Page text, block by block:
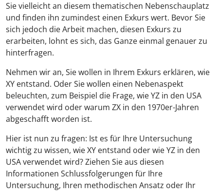
Sie vielleicht an diesem thematischen Nebenschauplatz
und finden ihn zumindest einen Exkurs wert. Bevor Sie
sich jedoch die Arbeit machen, diesen Exkurs zu
erarbeiten, lohnt es sich, das Ganze einmal genauer zu
hinterfragen.
Nehmen wir an, Sie wollen in Ihrem Exkurs erklären, wie
XY entstand. Oder Sie wollen einen Nebenaspekt
beleuchten, zum Beispiel die Frage, wie YZ in den USA
verwendet wird oder warum ZX in den 1970er-Jahren
abgeschafft worden ist.
Hier ist nun zu fragen: Ist es für Ihre Untersuchung
wichtig zu wissen, wie XY entstand oder wie YZ in den
USA verwendet wird? Ziehen Sie aus diesen
Informationen Schlussfolgerungen für Ihre
Untersuchung, Ihren methodischen Ansatz oder Ihr